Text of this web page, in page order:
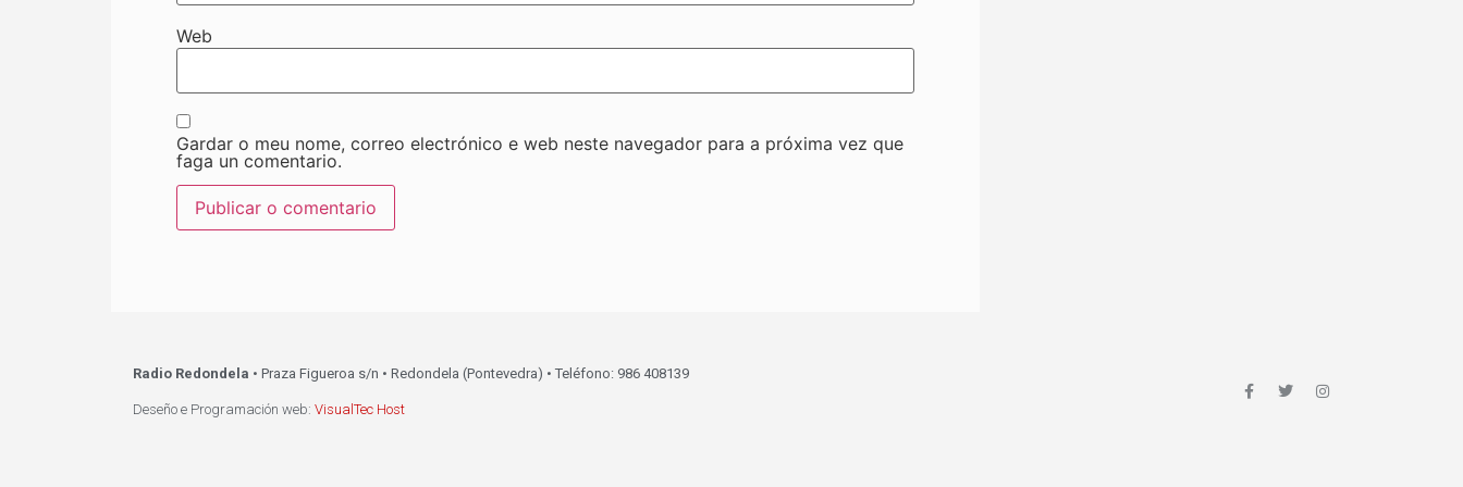
Web
Gardar o meu nome, correo electrónico e web neste navegador para a próxima vez que
faga un comentario.
Radio Redondela • Praza Figueroa s/n • Redondela (Pontevedra) • Teléfono: 986 408139
Deseño e Programación web: VisualTec Host